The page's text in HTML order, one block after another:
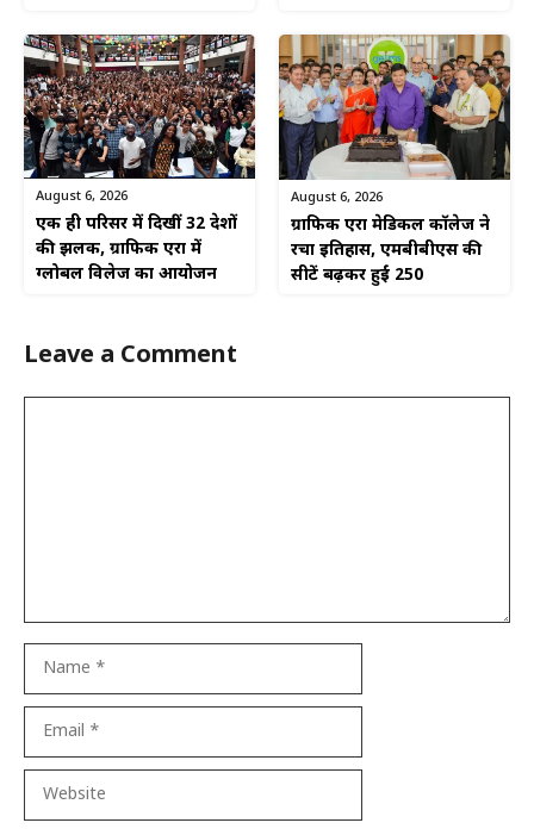
August 6, 2026
एक ही परिसर में दिखीं 32 देशों
की झलक, ग्राफिक एरा में
ग्लोबल विलेज का आयोजन
August 6, 2026
ग्राफिक एरा मेडिकल कॉलेज ने
रचा इतिहास, एमबीबीएस की
सीटें बढ़कर हुईं 250
Leave a Comment